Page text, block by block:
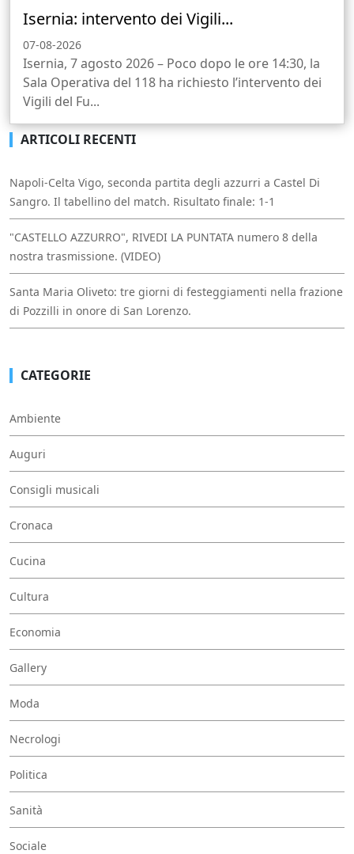
Isernia: intervento dei Vigili...
07-08-2026
Isernia, 7 agosto 2026 – Poco dopo le ore 14:30, la
Sala Operativa del 118 ha richiesto l’intervento dei
Vigili del Fu...
ARTICOLI RECENTI
Napoli-Celta Vigo, seconda partita degli azzurri a Castel Di
Sangro. Il tabellino del match. Risultato finale: 1-1
"CASTELLO AZZURRO", RIVEDI LA PUNTATA numero 8 della
nostra trasmissione. (VIDEO)
Santa Maria Oliveto: tre giorni di festeggiamenti nella frazione
di Pozzilli in onore di San Lorenzo.
CATEGORIE
Ambiente
Auguri
Consigli musicali
Cronaca
Cucina
Cultura
Economia
Gallery
Moda
Necrologi
Politica
Sanità
Sociale